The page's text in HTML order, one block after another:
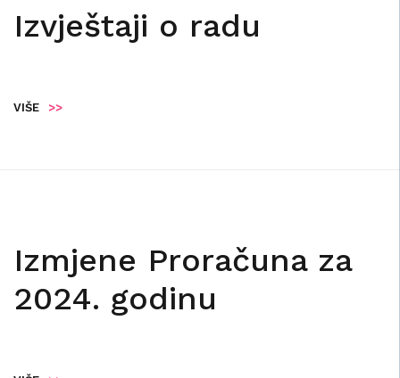
Izvještaji o radu
VIŠE >>
Izmjene Proračuna za
2024. godinu